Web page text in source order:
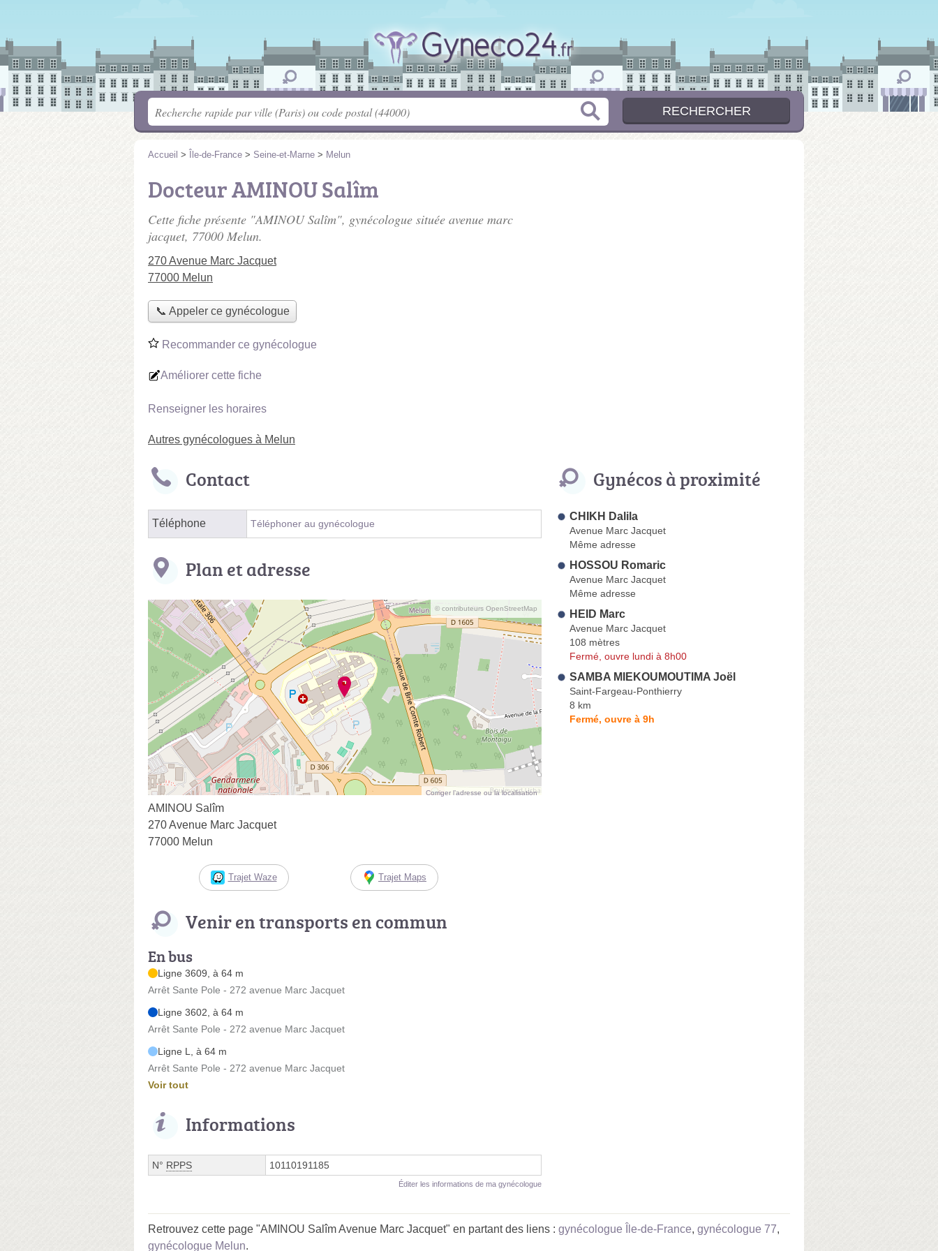
Accueil > Île-de-France > Seine-et-Marne > Melun
Docteur AMINOU Salîm
Cette fiche présente "AMINOU Salîm", gynécologue située avenue marc
jacquet, 77000 Melun.
270 Avenue Marc Jacquet
77000 Melun
📞 Appeler ce gynécologue
Recommander ce gynécologue
Améliorer cette fiche
Renseigner les horaires
Autres gynécologues à Melun
Contact
Téléphone Téléphoner au gynécologue
Plan et adresse
© contributeurs OpenStreetMap
Corriger l’adresse ou la localisation
AMINOU Salîm
270 Avenue Marc Jacquet
77000 Melun
Trajet Waze Trajet Maps
Venir en transports en commun
En bus
Ligne 3609, à 64 m
Arrêt Sante Pole - 272 avenue Marc Jacquet
Ligne 3602, à 64 m
Arrêt Sante Pole - 272 avenue Marc Jacquet
Ligne L, à 64 m
Arrêt Sante Pole - 272 avenue Marc Jacquet
Voir tout
Informations
N° RPPS 10110191185
Éditer les informations de ma gynécologue
Gynécos à proximité
CHIKH Dalila
Avenue Marc Jacquet
Même adresse
HOSSOU Romaric
Avenue Marc Jacquet
Même adresse
HEID Marc
Avenue Marc Jacquet
108 mètres
Fermé, ouvre lundi à 8h00
SAMBA MIEKOUMOUTIMA Joël
Saint-Fargeau-Ponthierry
8 km
Fermé, ouvre à 9h
Retrouvez cette page "AMINOU Salîm Avenue Marc Jacquet" en partant des liens : gynécologue Île-de-France, gynécologue 77,
gynécologue Melun.